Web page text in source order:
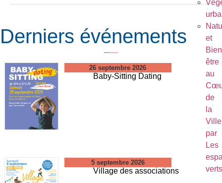
et
être
au
de
la
Ville
par
Les
verts
Derniers événements
26 septembre 2026
Baby-Sitting Dating
5 septembre 2026
Village des associations